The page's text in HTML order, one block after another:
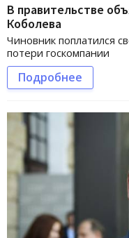
В правительстве
Коболева
Чиновник поплатился
потери госкомпании
Подробнее